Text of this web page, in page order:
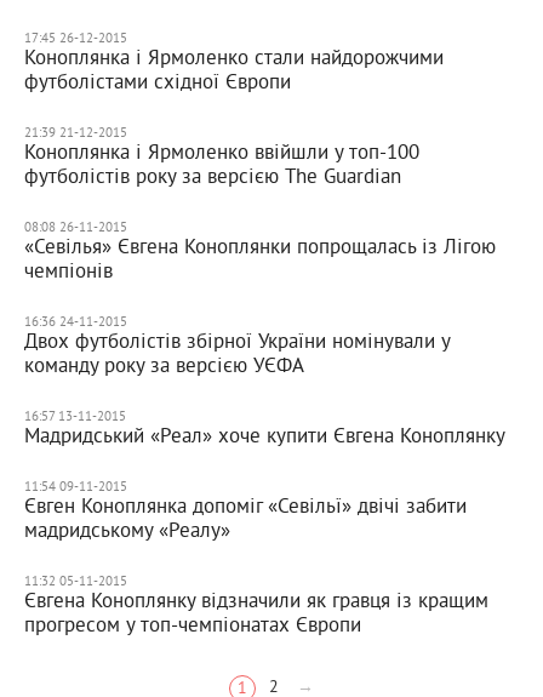
17:45 26-12-2015
Коноплянка і Ярмоленко стали найдорожчими
футболістами східної Європи
21:39 21-12-2015
Коноплянка і Ярмоленко ввійшли у топ-100
футболістів року за версією The Guardian
08:08 26-11-2015
«Севілья» Євгена Коноплянки попрощалась із Лігою
чемпіонів
16:36 24-11-2015
Двох футболістів збірної України номінували у
команду року за версією УЄФА
16:57 13-11-2015
Мадридський «Реал» хоче купити Євгена Коноплянку
11:54 09-11-2015
Євген Коноплянка допоміг «Севільї» двічі забити
мадридському «Реалу»
11:32 05-11-2015
Євгена Коноплянку відзначили як гравця із кращим
прогресом у топ-чемпіонатах Європи
1 2 →